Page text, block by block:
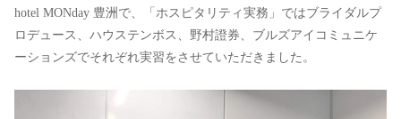
hotel MONday 豊洲で、「ホスピタリティ実務」ではブライダルプ
ロデュース、ハウステンボス、野村證券、ブルズアイコミュニケ
ーションズでそれぞれ実習をさせていただきました。